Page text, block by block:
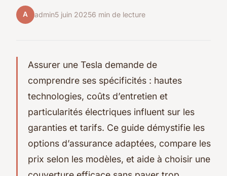
A admin5 juin 20256 min de lecture
Assurer une Tesla demande de
comprendre ses spécificités : hautes
technologies, coûts d’entretien et
particularités électriques influent sur les
garanties et tarifs. Ce guide démystifie les
options d’assurance adaptées, compare les
prix selon les modèles, et aide à choisir une